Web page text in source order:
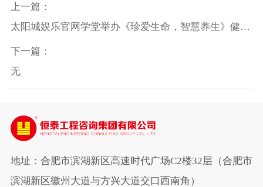
上一篇：
太阳城娱乐官网学堂举办《珍爱生命，智慧养生》健康
讲座
下一篇：
无
地址：合肥市滨湖新区高速时代广场C2楼32层（合肥市
滨湖新区徽州大道与方兴大道交口西南角）